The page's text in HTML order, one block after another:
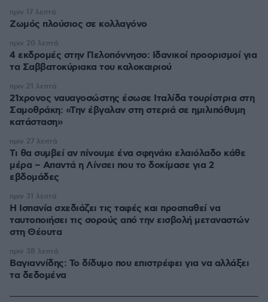
Ζωμός πλούσιος σε κολλαγόνο
πριν 17 λεπτά
4 εκδρομές στην Πελοπόννησο: Ιδανικοί προορισμοί για
τα Σαββατοκύριακα του καλοκαιριού
πριν 20 λεπτά
21χρονος ναυαγοσώστης έσωσε Ιταλίδα τουρίστρια στη
Σαμοθράκη: «Την έβγαλαν στη στεριά σε ημιλιπόθυμη
κατάσταση»
πριν 21 λεπτά
Τι θα συμβεί αν πίνουμε ένα σφηνάκι ελαιόλαδο κάθε
μέρα – Απαντά η Λίνσει που το δοκίμασε για 2
εβδομάδες
πριν 27 λεπτά
Η Ισπανία σχεδιάζει τις ταφές και προσπαθεί να
ταυτοποιήσει τις σορούς από την εισβολή μεταναστών
στη Θέουτα
πριν 31 λεπτά
Βαγιαννίδης: Το δίδυμο που επιστρέφει για να αλλάξει
τα δεδομένα
πριν 38 λεπτά